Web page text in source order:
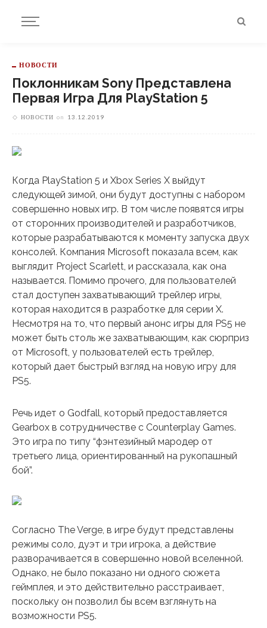
НОВОСТИ
Поклонникам Sony Представлена
Первая Игра Для PlayStation 5
НОВОСТИ on 13.12.2019
Когда PlayStation 5 и Xbox Series X выйдут
следующей зимой, они будут доступны с набором
совершенно новых игр. В том числе появятся игры
от сторонних производителей и разработчиков,
которые разрабатываются к моменту запуска двух
консолей. Компания Microsoft показала всем, как
выглядит Project Scarlett, и рассказала, как она
называется. Помимо прочего, для пользователей
стал доступен захватывающий трейлер игры,
которая находится в разработке для серии X.
Несмотря на то, что первый анонс игры для PS5 не
может быть столь же захватывающим, как сюрприз
от Microsoft, у пользователей есть трейлер,
который дает быстрый взгляд на новую игру для
PS5.
Речь идет о Godfall, который предоставляется
Gearbox в сотрудничестве с Counterplay Games.
Это игра по типу “фэнтезийный мародер от
третьего лица, ориентированный на рукопашный
бой”.
Согласно The Verge, в игре будут представлены
режимы соло, дуэт и три игрока, а действие
разворачивается в совершенно новой вселенной.
Однако, не было показано ни одного сюжета
геймплея, и это действительно расстраивает,
поскольку он позволил бы всем взглянуть на
возможности PS5.